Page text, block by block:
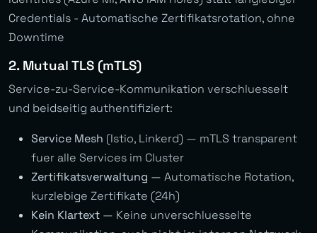
Credentials - Automatische Zertifikatsrotation, ohne
Downtime
2. Mutual TLS (mTLS)
Service-zu-Service-Kommunikation verschluesselt
und beidseitig authentifiziert:
Service Mesh (Istio, Linkerd) — mTLS transparent
fuer alle Services im Cluster
Zertifikatsverwaltung — Automatische Rotation,
kurzlebige Zertifikate (24h)
Kein Klartext — Keine unverschluesselte